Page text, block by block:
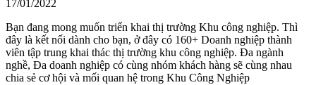
17/01/2022
Bạn đang mong muốn triển khai thị trường Khu công nghiệp. Thì
đây là kết nối dành cho bạn, ở đây có 160+ Doanh nghiệp thành
viên tập trung khai thác thị trường khu công nghiệp. Đa ngành
nghề, Đa doanh nghiệp có cùng nhóm khách hàng sẽ cùng nhau
chia sẻ cơ hội và mối quan hệ trong Khu Công Nghiệp